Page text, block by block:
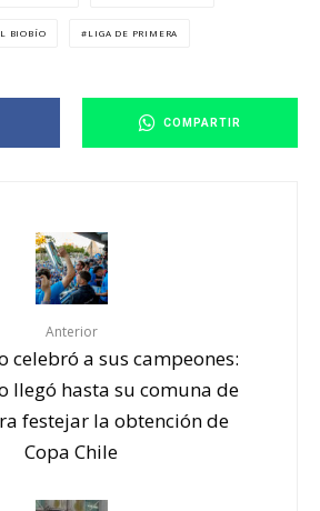
BIOBÍO LIGA DE PRIMERA
COMPARTIR
Anterior
celebró a sus campeones:
llegó hasta su comuna de
festejar la obtención de
Copa Chile